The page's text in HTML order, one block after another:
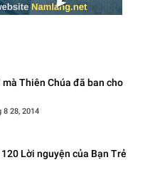
mà Thiên Chúa đã ban cho
8 28, 2014
120 Lời nguyện của Bạn Trẻ